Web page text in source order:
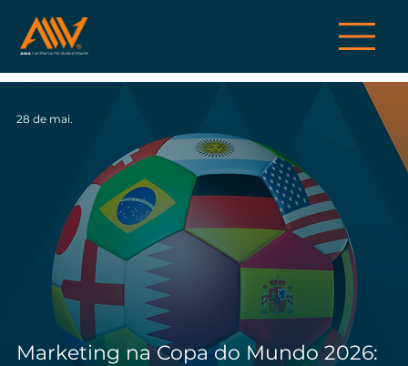
Marketing na Copa do Mundo 2026:
28 de mai.